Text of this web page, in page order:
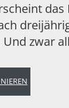
Und zwar